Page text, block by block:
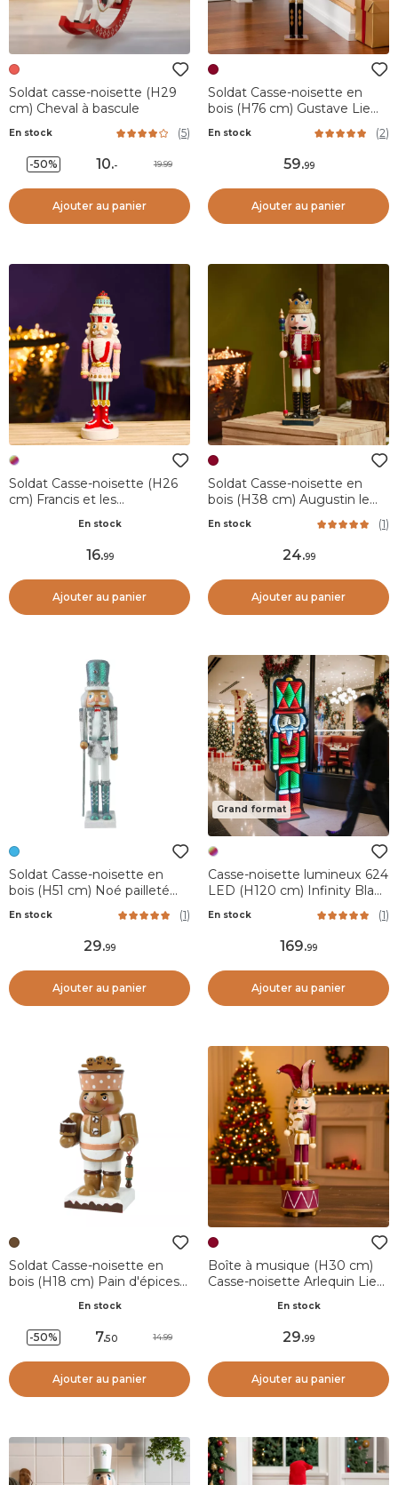
Soldat casse-noisette (H29
cm) Cheval à bascule
En stock (5)
-50% 10.- 19.99
Ajouter au panier
Soldat Casse-noisette en
bois (H76 cm) Gustave Lie
En stock (2)
59.99
Ajouter au panier
Soldat Casse-noisette (H26
cm) Francis et les
En stock
16.99
Ajouter au panier
Soldat Casse-noisette en
bois (H38 cm) Augustin le
En stock (1)
24.99
Ajouter au panier
Soldat Casse-noisette en
bois (H51 cm) Noé pailleté
En stock (1)
29.99
Ajouter au panier
Grand format
Casse-noisette lumineux 624
LED (H120 cm) Infinity Blanc
En stock (1)
169.99
Ajouter au panier
Soldat Casse-noisette en
bois (H18 cm) Pain d'épices
En stock
-50% 7.50 14.99
Ajouter au panier
Boîte à musique (H30 cm)
Casse-noisette Arlequin Lie
En stock
29.99
Ajouter au panier